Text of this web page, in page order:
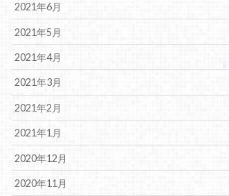
2021年6月
2021年5月
2021年4月
2021年3月
2021年2月
2021年1月
2020年12月
2020年11月